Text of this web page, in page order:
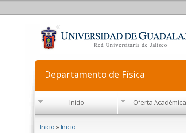
Departamento de Física
Inicio Oferta Académica
Inicio »Inicio